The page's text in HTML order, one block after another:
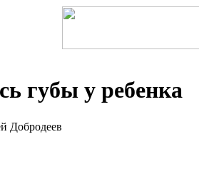
губы у ребенка
Добродеев